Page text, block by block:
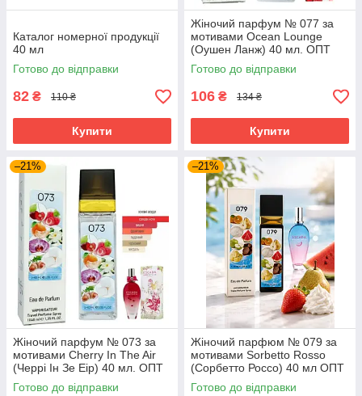
Каталог номерної продукції
40 мл
Готово до відправки
82 ₴ 110 ₴
Купити
Жіночий парфум № 077 за
мотивами Ocean Lounge
(Оушен Ланж) 40 мл. ОПТ
Готово до відправки
106 ₴ 134 ₴
Купити
–21%
Жіночий парфум № 073 за
мотивами Cherry In The Air
(Черрі Ін Зе Еір) 40 мл. ОПТ
Готово до відправки
–21%
Жіночий парфюм № 079 за
мотивами Sorbetto Rosso
(Сорбетто Россо) 40 мл ОПТ
Готово до відправки